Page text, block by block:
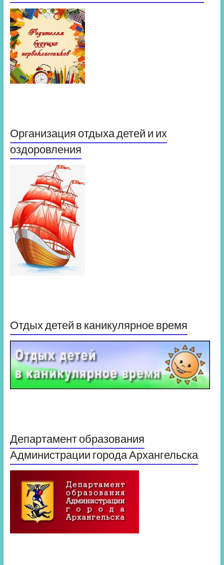
Организация отдыха детей и их
оздоровления
Отдых детей в каникулярное время
Департамент образования
Администрации города Архангельска